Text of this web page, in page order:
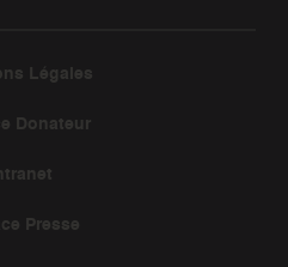
Légales
Donateur
Presse